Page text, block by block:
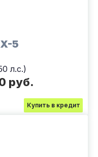
5
л.с.)
руб.
Купить в кредит